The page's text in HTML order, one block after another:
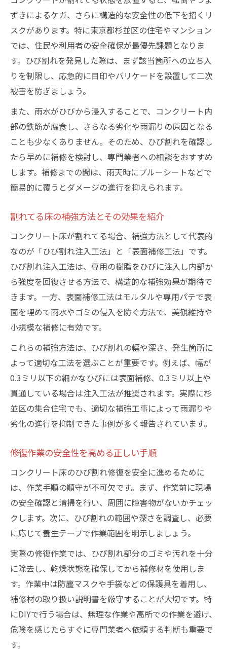
ずきによるケガ、さらに構造的な安全性の低下を招くリ
スクがあります。特に東京都杉並区の住宅やマンション
では、住民や利用者の安全確保が最優先課題となりま
す。ひび割れを発見した際は、まず該当箇所への立ち入
りを制限し、応急的に目印やバリケードを設置して二次
被害を防ぎましょう。
また、雨水がひびから浸入することで、コンクリート内
部の鉄筋が腐食し、さらなる劣化や雨漏りの原因となる
ことも少なくありません。そのため、ひび割れを確認し
たら早めに補修を検討し、専門業者への相談をおすすめ
します。補修までの間は、雨天時にブルーシートなどで
簡易的に覆うとダメージの進行を抑えられます。
割れてる床の補強方法とその効果を紹介
コンクリート床が割れてる場合、補強方法として代表的
なのが「ひび割れ注入工法」と「表面補修工法」です。
ひび割れ注入工法は、専用の樹脂をひびに注入し内部か
ら強度を回復させる方法で、構造的な補強効果が期待で
きます。一方、表面補修工法はモルタルや専用パテで表
面を埋めて雨水やゴミの侵入を防ぐ方法で、美観維持や
小規模な補修に有効です。
これらの補強方法は、ひび割れの幅や深さ、発生箇所に
よって適切な工法を選ぶことが重要です。例えば、幅が
0.3ミリ以下の細かなひびには表面補修、0.3ミリ以上や
貫通している場合は注入工法が推奨されます。実際に杉
並区の集合住宅でも、適切な補強工事によって雨漏りや
劣化の進行を抑制できた事例が多く報告されています。
修復作業の安全性を高める正しい手順
コンクリート床のひび割れ修復を安全に進めるために
は、作業手順の順守が不可欠です。まず、作業前に現場
の安全確認と清掃を行い、周囲に障害物がないかチェッ
クします。次に、ひび割れの範囲や深さを調査し、必要
に応じて養生テープで作業範囲を明示しましょう。
実際の修復作業では、ひび割れ部分のゴミや汚れを十分
に除去し、乾燥状態を確保してから補修材を使用しま
す。作業中は防塵マスクや手袋などの保護具を着用し、
補修材の取り扱い説明書を厳守することが大切です。特
にDIYで行う場合は、無理な作業や高所での作業を避け、
危険を感じたらすぐに専門業者へ依頼する判断も重要で
す。